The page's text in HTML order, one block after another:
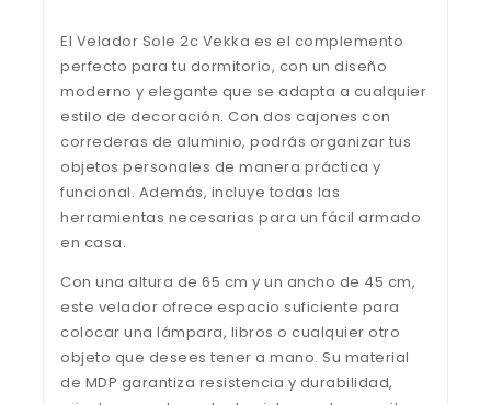
El Velador Sole 2c Vekka es el complemento
perfecto para tu dormitorio, con un diseño
moderno y elegante que se adapta a cualquier
estilo de decoración. Con dos cajones con
correderas de aluminio, podrás organizar tus
objetos personales de manera práctica y
funcional. Además, incluye todas las
herramientas necesarias para un fácil armado
en casa.
Con una altura de 65 cm y un ancho de 45 cm,
este velador ofrece espacio suficiente para
colocar una lámpara, libros o cualquier otro
objeto que desees tener a mano. Su material
de MDP garantiza resistencia y durabilidad,